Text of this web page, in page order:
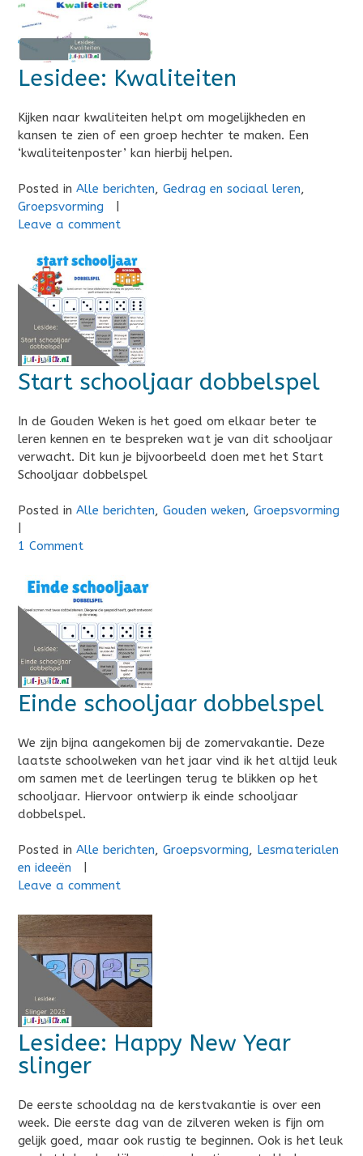
Lesidee: Kwaliteiten
Kijken naar kwaliteiten helpt om mogelijkheden en
kansen te zien of een groep hechter te maken. Een
‘kwaliteitenposter’ kan hierbij helpen.
Posted in Alle berichten, Gedrag en sociaal leren,
Groepsvorming
Leave a comment
Start schooljaar dobbelspel
In de Gouden Weken is het goed om elkaar beter te
leren kennen en te bespreken wat je van dit schooljaar
verwacht. Dit kun je bijvoorbeeld doen met het Start
Schooljaar dobbelspel
Posted in Alle berichten, Gouden weken, Groepsvorming
1 Comment
Einde schooljaar dobbelspel
We zijn bijna aangekomen bij de zomervakantie. Deze
laatste schoolweken van het jaar vind ik het altijd leuk
om samen met de leerlingen terug te blikken op het
schooljaar. Hiervoor ontwierp ik einde schooljaar
dobbelspel.
Posted in Alle berichten, Groepsvorming, Lesmaterialen
en ideeën
Leave a comment
Lesidee: Happy New Year
slinger
De eerste schooldag na de kerstvakantie is over een
week. Die eerste dag van de zilveren weken is fijn om
gelijk goed, maar ook rustig te beginnen. Ook is het leuk